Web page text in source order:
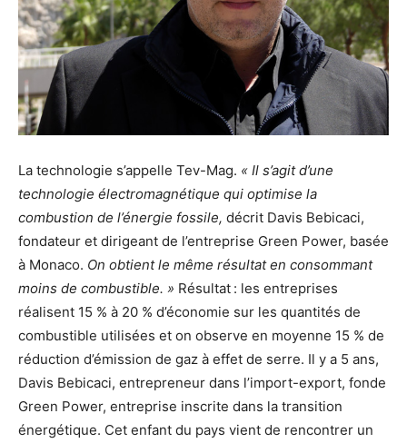
La technologie s’appelle Tev-Mag. « Il s’agit d’une
technologie électromagnétique qui optimise la
combustion de l’énergie fossile, décrit Davis Bebicaci,
fondateur et dirigeant de l’entreprise Green Power, basée
à Monaco. On obtient le même résultat en consommant
moins de combustible. » Résultat : les entreprises
réalisent 15 % à 20 % d’économie sur les quantités de
combustible utilisées et on observe en moyenne 15 % de
réduction d’émission de gaz à effet de serre. Il y a 5 ans,
Davis Bebicaci, entrepreneur dans l’import-export, fonde
Green Power, entreprise inscrite dans la transition
énergétique. Cet enfant du pays vient de rencontrer un